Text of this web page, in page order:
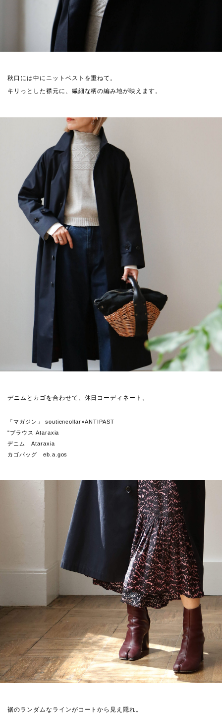
秋口には中にニットベストを重ねて。
キリっとした襟元に、繊細な柄の編み地が映えます。
デニムとカゴを合わせて、休日コーディネート。
「マガジン」 soutiencollar×ANTIPAST
"ブラウス Ataraxia
デニム Ataraxia
カゴバッグ eb.a.gos
裾のランダムなラインがコートから見え隠れ。